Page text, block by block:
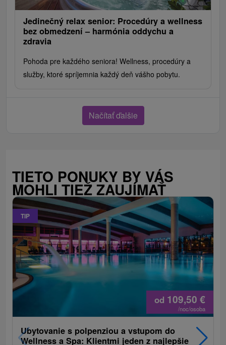
Jedinečný relax senior: Procedúry a wellness
bez obmedzení – harmónia oddychu a
zdravia
Pohoda pre každého seniora! Wellness, procedúry a
služby, ktoré spríjemnia každý deň vášho pobytu.
Načítať ďalšie
TIETO PONUKY BY VÁS
MOHLI TIEŽ ZAUJÍMAŤ
TIP
od 109,50 €
/noc/osoba
Ubytovanie s polpenziou a vstupom do
Wellness a Spa: Klientmi jeden z najlepšie